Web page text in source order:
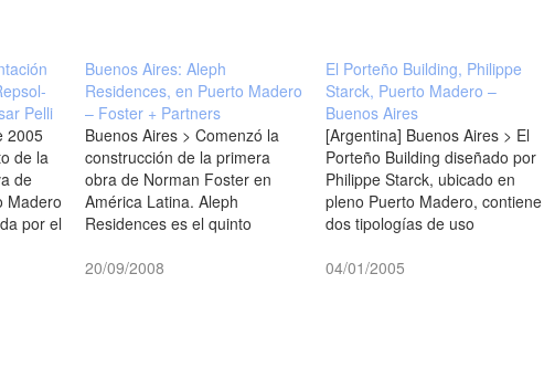
Pelli
2005
de la
de
Madero
por el
Buenos Aires: Aleph
Residences, en Puerto Madero
– Foster + Partners
Buenos Aires > Comenzó la
construcción de la primera
obra de Norman Foster en
América Latina. Aleph
Residences es el quinto
Group en el Faena Art District
20/09/2008
El Porteño Building, Philippe
Starck, Puerto Madero –
Buenos Aires
[Argentina] Buenos Aires > El
Porteño Building diseñado por
Philippe Starck, ubicado en
pleno Puerto Madero, contiene
dos tipologías de uso
departamentos, con servicios
04/01/2005